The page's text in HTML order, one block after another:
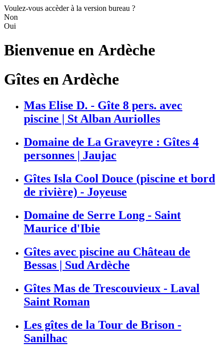
Voulez-vous accèder à la version bureau ?
Non
Oui
Bienvenue en Ardèche
Gîtes en Ardèche
Mas Elise D. - Gîte 8 pers. avec
piscine | St Alban Auriolles
Domaine de La Graveyre : Gîtes 4
personnes | Jaujac
Gîtes Isla Cool Douce (piscine et bord
de rivière) - Joyeuse
Domaine de Serre Long - Saint
Maurice d'Ibie
Gîtes avec piscine au Château de
Bessas | Sud Ardèche
Gîtes Mas de Trescouvieux - Laval
Saint Roman
Les gîtes de la Tour de Brison -
Sanilhac